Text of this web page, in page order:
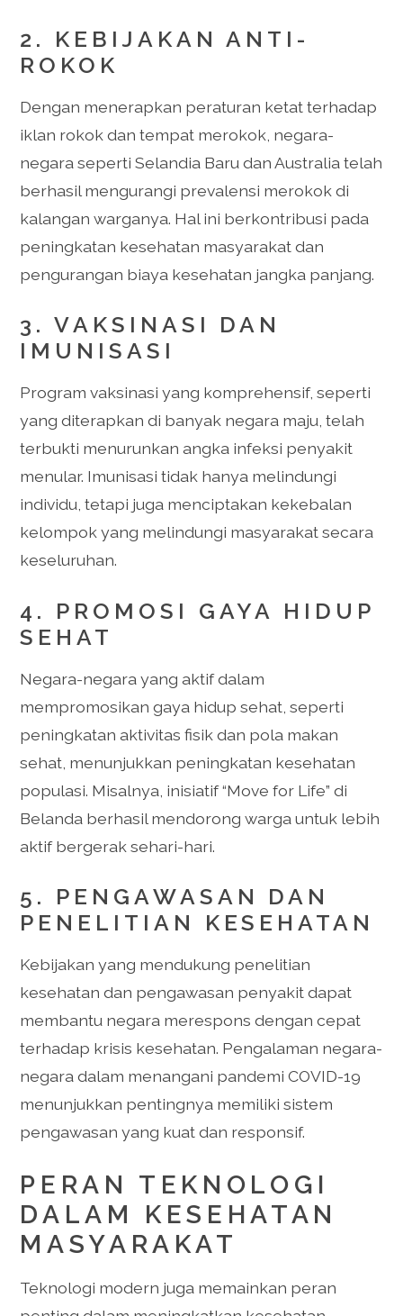
2. KEBIJAKAN ANTI-
ROKOK
Dengan menerapkan peraturan ketat terhadap
iklan rokok dan tempat merokok, negara-
negara seperti Selandia Baru dan Australia telah
berhasil mengurangi prevalensi merokok di
kalangan warganya. Hal ini berkontribusi pada
peningkatan kesehatan masyarakat dan
pengurangan biaya kesehatan jangka panjang.
3. VAKSINASI DAN
IMUNISASI
Program vaksinasi yang komprehensif, seperti
yang diterapkan di banyak negara maju, telah
terbukti menurunkan angka infeksi penyakit
menular. Imunisasi tidak hanya melindungi
individu, tetapi juga menciptakan kekebalan
kelompok yang melindungi masyarakat secara
keseluruhan.
4. PROMOSI GAYA HIDUP
SEHAT
Negara-negara yang aktif dalam
mempromosikan gaya hidup sehat, seperti
peningkatan aktivitas fisik dan pola makan
sehat, menunjukkan peningkatan kesehatan
populasi. Misalnya, inisiatif “Move for Life” di
Belanda berhasil mendorong warga untuk lebih
aktif bergerak sehari-hari.
5. PENGAWASAN DAN
PENELITIAN KESEHATAN
Kebijakan yang mendukung penelitian
kesehatan dan pengawasan penyakit dapat
membantu negara merespons dengan cepat
terhadap krisis kesehatan. Pengalaman negara-
negara dalam menangani pandemi COVID-19
menunjukkan pentingnya memiliki sistem
pengawasan yang kuat dan responsif.
PERAN TEKNOLOGI
DALAM KESEHATAN
MASYARAKAT
Teknologi modern juga memainkan peran